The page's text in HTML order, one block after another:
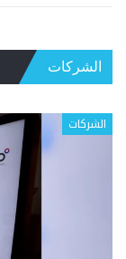
الشركات
الشركات